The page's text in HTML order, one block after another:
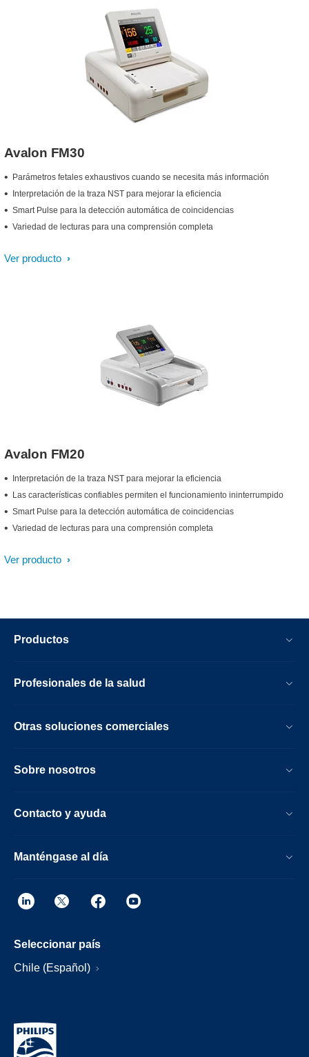
Avalon FM30
Parámetros fetales exhaustivos cuando se necesita más información
Interpretación de la traza NST para mejorar la eficiencia
Smart Pulse para la detección automática de coincidencias
Variedad de lecturas para una comprensión completa
Ver producto
Avalon FM20
Interpretación de la traza NST para mejorar la eficiencia
Las características confiables permiten el funcionamiento ininterrumpido
Smart Pulse para la detección automática de coincidencias
Variedad de lecturas para una comprensión completa
Ver producto
Productos
Profesionales de la salud
Otras soluciones comerciales
Sobre nosotros
Contacto y ayuda
Manténgase al día
Seleccionar país
Chile (Español)